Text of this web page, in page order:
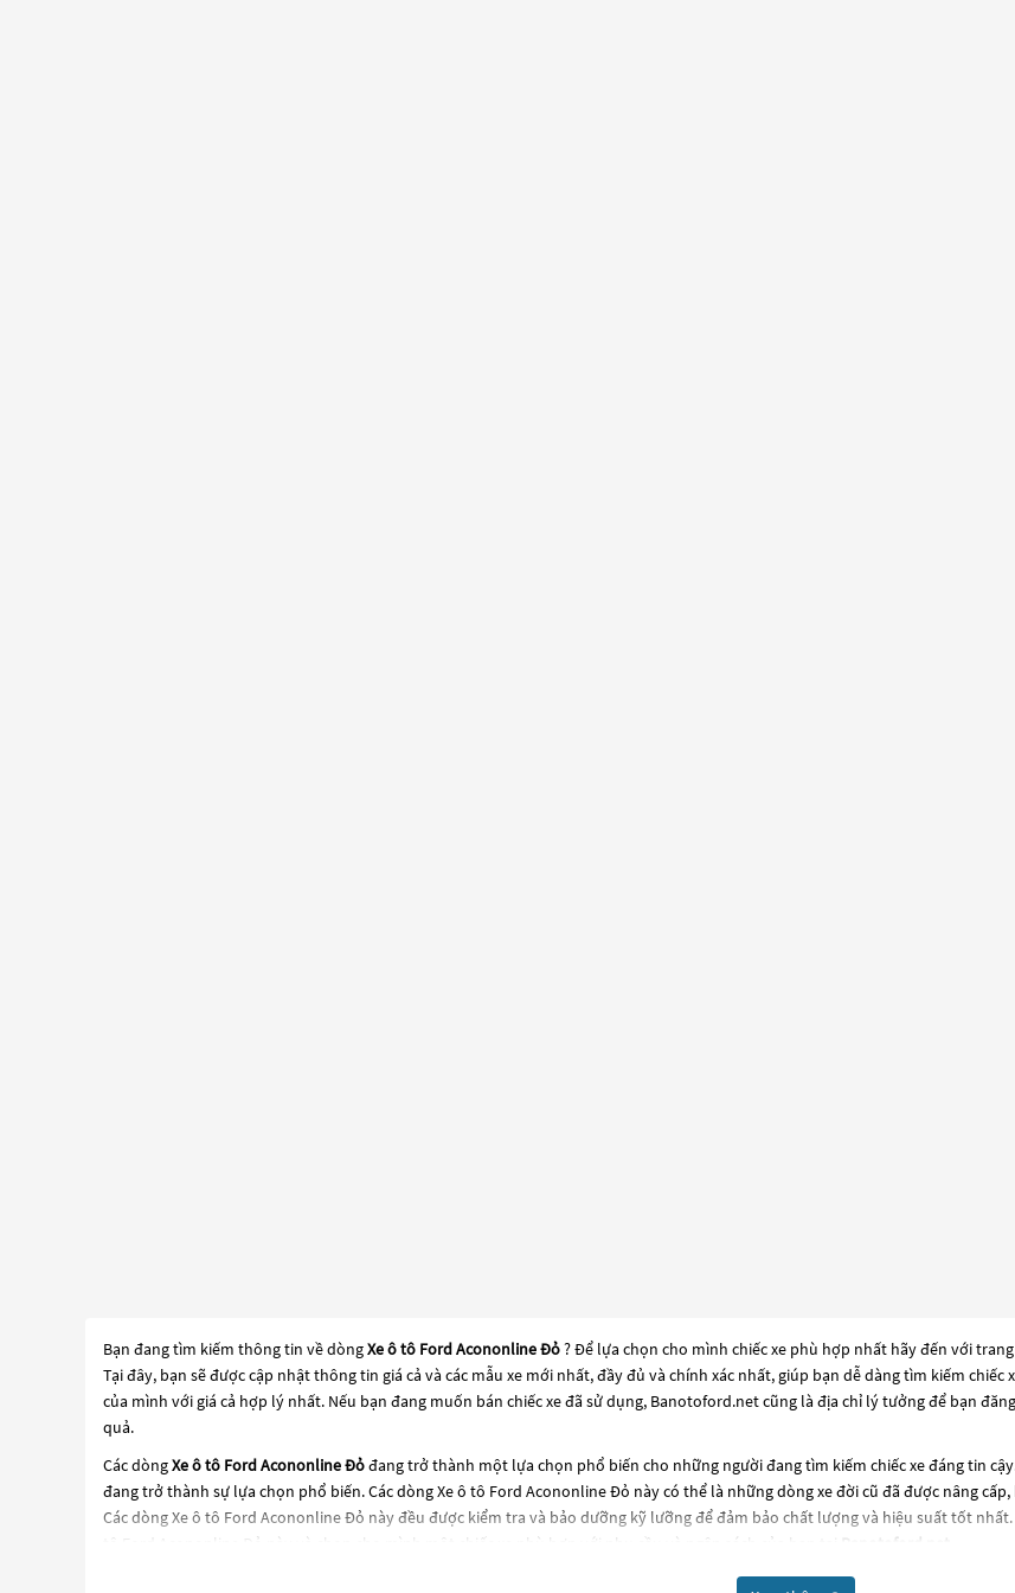
Bạn đang tìm kiếm thông tin về dòngXe ô tô Ford Acononline Đỏ? Để lựa chọn cho mình chiếc xe phù hợp nhất hãy đến với
Tại đây, bạn sẽ được cập nhật thông tin giá cả và các mẫu xe mới nhất, đầy đủ và chính xác nhất, giúp bạn dễ dàng tìm kiếm
của mình với giá cả hợp lý nhất. Nếu bạn đang muốn bán chiếc xe đã sử dụng, Banotoford.net cũng là địa chỉ lý tưởng để bạn
quả.
Các dòngXe ô tô Ford Acononline Đỏđang trở thành một lựa chọn phổ biến cho những người đang tìm kiếm chiếc xe đáng tin
đang trở thành sự lựa chọn phổ biến. Các dòngXe ô tô Ford Acononline Đỏ này có thể là những dòng xe đời cũ đã được nâng
Các dòngXe ô tô Ford Acononline Đỏ này đều được kiểm tra và bảo dưỡng kỹ lưỡng để đảm bảo chất lượng và hiệu suất tốt
tô Ford Acononline Đỏ
này và chọn cho mình một chiếc xe phù hợp với nhu cầu và ngân sách của bạn tại Banotoford.net